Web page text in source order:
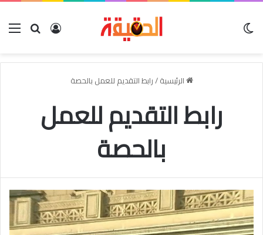
بحث عنتسجيل
الرئيسية/رابط التقديم للعمل بالحصة
رابط التقديم للعمل
بالحصة